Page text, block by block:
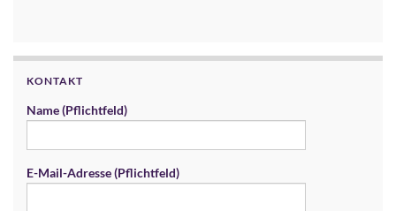
KONTAKT
Name (Pflichtfeld)
E-Mail-Adresse (Pflichtfeld)